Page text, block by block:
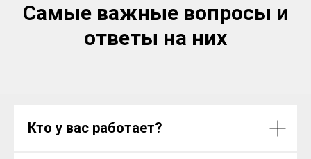
Самые важные вопросы и
ответы на них
Кто у вас работает?